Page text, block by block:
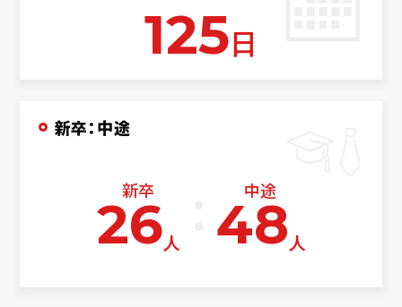
125 日
新卒：中途
新卒
26人
中途
48人